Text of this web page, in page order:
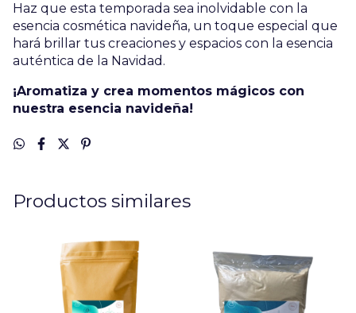
Haz que esta temporada sea inolvidable con la
esencia cosmética navideña, un toque especial que
hará brillar tus creaciones y espacios con la esencia
auténtica de la Navidad.
¡Aromatiza y crea momentos mágicos con
nuestra esencia navideña!
Productos similares